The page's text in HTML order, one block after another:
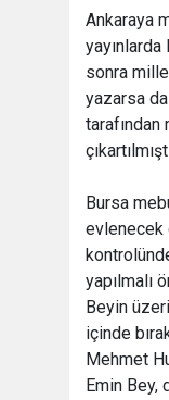
Ankaraya
sonra
yazarsa
Bursa
evlenecek
yapılmalı
Beyin
içinde
Mehmet
Emin Bey,